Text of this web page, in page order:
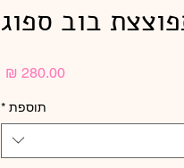
בוב ספוג
תוספת *